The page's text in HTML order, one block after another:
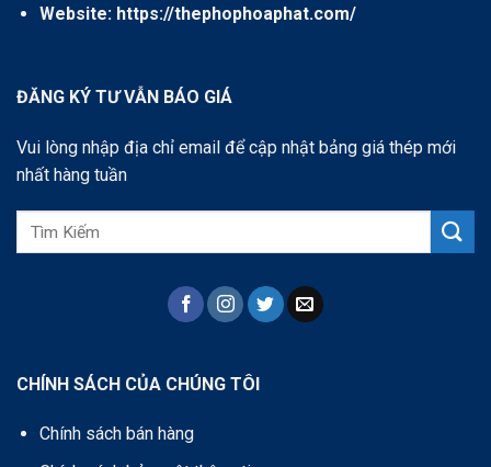
Website: https://thephophoaphat.com/
ĐĂNG KÝ TƯ VẪN BÁO GIÁ
Vui lòng nhập địa chỉ email để cập nhật bảng giá thép mới
nhất hàng tuần
CHÍNH SÁCH CỦA CHÚNG TÔI
Chính sách bán hàng